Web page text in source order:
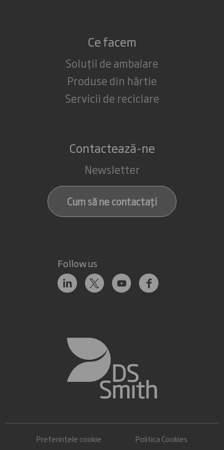
Ce facem
Soluții de ambalare
Produse din hârtie
Servicii de reciclare
Contactează-ne
Newsletter
Cum să ne contactați
Follow us
Preferințele cookie
Politica Cookies